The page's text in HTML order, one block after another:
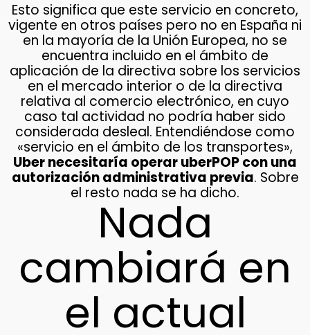
Esto significa que este servicio en concreto,
vigente en otros países pero no en España ni
en la mayoría de la Unión Europea, no se
encuentra incluido en el ámbito de
aplicación de la directiva sobre los servicios
en el mercado interior o de la directiva
relativa al comercio electrónico, en cuyo
caso tal actividad no podría haber sido
considerada desleal. Entendiéndose como
«servicio en el ámbito de los transportes»,
Uber necesitaría operar uberPOP con una
autorización administrativa previa. Sobre
el resto nada se ha dicho.
Nada
cambiará en
el actual